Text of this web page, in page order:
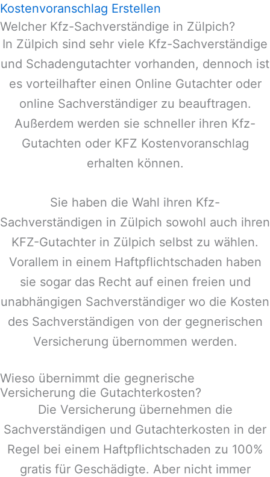
Kostenvoranschlag Erstellen
Welcher Kfz-Sachverständige in Zülpich?
In Zülpich sind sehr viele Kfz-Sachverständige
und Schadengutachter vorhanden, dennoch ist
es vorteilhafter einen Online Gutachter oder
online Sachverständiger zu beauftragen.
Außerdem werden sie schneller ihren Kfz-
Gutachten oder KFZ Kostenvoranschlag
erhalten können.
Sie haben die Wahl ihren Kfz-
Sachverständigen in Zülpich sowohl auch ihren
KFZ-Gutachter in Zülpich selbst zu wählen.
Vorallem in einem Haftpflichtschaden haben
sie sogar das Recht auf einen freien und
unabhängigen Sachverständiger wo die Kosten
des Sachverständigen von der gegnerischen
Versicherung übernommen werden.
Wieso übernimmt die gegnerische
Versicherung die Gutachterkosten?
Die Versicherung übernehmen die
Sachverständigen und Gutachterkosten in der
Regel bei einem Haftpflichtschaden zu 100%
gratis für Geschädigte. Aber nicht immer